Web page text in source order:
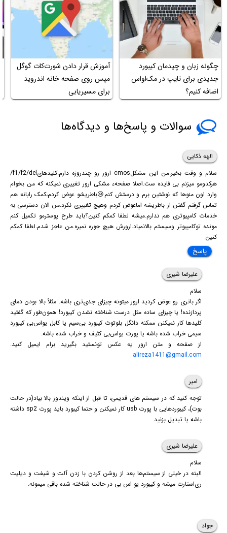
چگونه زبان و چیدمان کیبورد
جدیدی برای تایپ در مک‌او‌اس
اضافه کنیم؟
آموزش قرار دادن شورت‌کات گوگل
مپس روی صفحه خانه اندروید
برای مسیریابی
سوالات و پاسخ‌ها و دیدگاه‌ها
الهه ذکایی
سلام و وقت بخیر.من این مشکلcmos ارور رو چندروزه دارم.کلیدهایf1/f2/del/
هرکدومو میزنم بی فایده ست.اصلا صفحهء مشکی ارور تغییری نمیکنه که من بخوام
وارد اون منوها که نوشتین برم و درستش کنم😢باطریشو عوض کردم،کمک رابانه هم
تماس گرفتم گفتن از باطریشه اماعوض کردم وهیچ تغییری نکرد.من الان دسترسی به
خدمات کامپیوتری هم ندارم.میشه لطفا کمکم کنین؟باید طرح پوسترمو تکمیل کنم
مونده توکامپیوتر وسیستم بالانمیاد.ارورش هیچ جوره نمیره.من عاجز شدم.لطفا کمکم
کنین
پاسخ
علیرضا شیری
سلام
اگر باتری رو عوض کردید ارور میتونه چیزای جدی‌تری باشه. مثلاً بالا بودن دمای
پردازنده! یا چیزای ساده مثل درست شناخته نشدن کیبورد! همون‌طور که گفتید
کلیدها کار نمیکنن ممکنه دانگل بلوتوث کیبورد بی‌سیم یا کابل یو‌اس‌بی کیبورد
سیمی خراب شده باشه یا پورت یو‌اس‌بی کثیف و خراب شده باشه.
از صفحه و متن ارور یه عکس تونستید بگیرید برام ایمیل کنید.
alireza1411@gmail.com
امیر
توجه کنید که در سیستم های قدیمی، تا قبل از اینکه ویندوز بالا بیاد(در حالت
بوت)، کیبوردهایی با پورت usb کار نمیکنن و حتما کیبورد باید پورت sp2 داشته
باشه یا تبدیل بزنید
علیرضا شیری
سلام
البته در خیلی از سیستم‌ها بعد از روشن کردن با زدن آلت و شیفت و دیلیت
ری‌استارت میشه و کیبورد یو اس بی در حالت شناخته شده باقی میمونه.
جواد